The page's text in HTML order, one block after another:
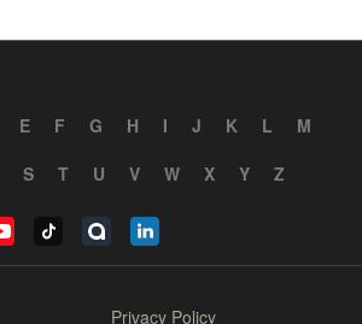
E F G H I J K L
M
S T U V W X Y Z
Privacy Policy